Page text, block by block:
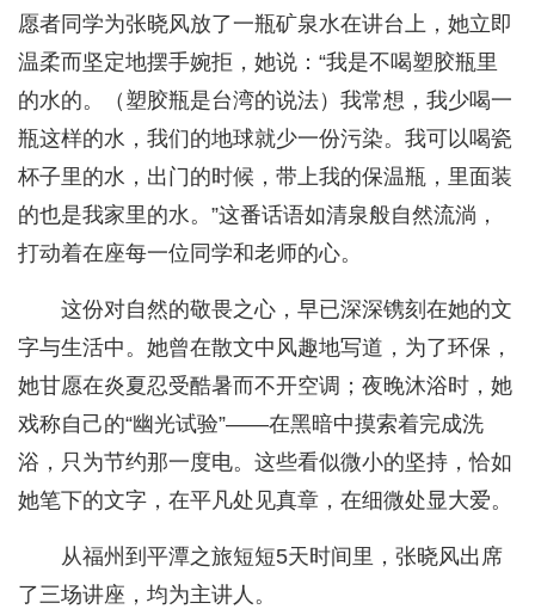
愿者同学为张晓风放了一瓶矿泉水在讲台上，她立即
温柔而坚定地摆手婉拒，她说：“我是不喝塑胶瓶里
的水的。（塑胶瓶是台湾的说法）我常想，我少喝一
瓶这样的水，我们的地球就少一份污染。我可以喝瓷
杯子里的水，出门的时候，带上我的保温瓶，里面装
的也是我家里的水。”这番话语如清泉般自然流淌，
打动着在座每一位同学和老师的心。
这份对自然的敬畏之心，早已深深镌刻在她的文
字与生活中。她曾在散文中风趣地写道，为了环保，
她甘愿在炎夏忍受酷暑而不开空调；夜晚沐浴时，她
戏称自己的“幽光试验”——在黑暗中摸索着完成洗
浴，只为节约那一度电。这些看似微小的坚持，恰如
她笔下的文字，在平凡处见真章，在细微处显大爱。
从福州到平潭之旅短短5天时间里，张晓风出席
了三场讲座，均为主讲人。